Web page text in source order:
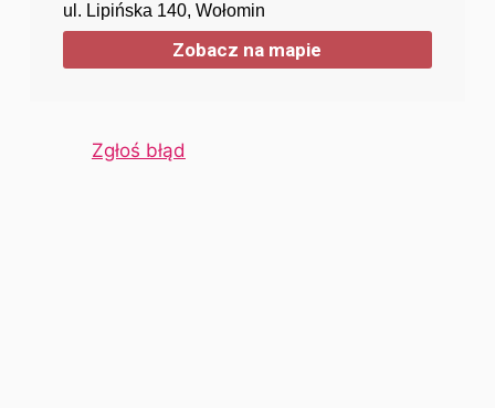
ul. Lipińska 140, Wołomin
Zobacz na mapie
Zgłoś błąd